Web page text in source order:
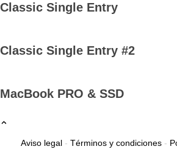
Classic Single Entry
Classic Single Entry #2
MacBook PRO & SSD
Aviso legal - Términos y condiciones -